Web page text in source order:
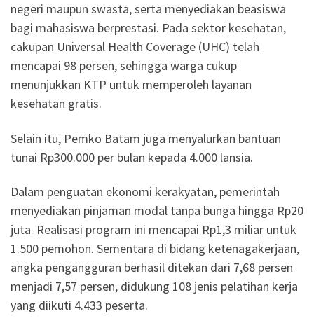
negeri maupun swasta, serta menyediakan beasiswa
bagi mahasiswa berprestasi. Pada sektor kesehatan,
cakupan Universal Health Coverage (UHC) telah
mencapai 98 persen, sehingga warga cukup
menunjukkan KTP untuk memperoleh layanan
kesehatan gratis.
Selain itu, Pemko Batam juga menyalurkan bantuan
tunai Rp300.000 per bulan kepada 4.000 lansia.
Dalam penguatan ekonomi kerakyatan, pemerintah
menyediakan pinjaman modal tanpa bunga hingga Rp20
juta. Realisasi program ini mencapai Rp1,3 miliar untuk
1.500 pemohon. Sementara di bidang ketenagakerjaan,
angka pengangguran berhasil ditekan dari 7,68 persen
menjadi 7,57 persen, didukung 108 jenis pelatihan kerja
yang diikuti 4.433 peserta.